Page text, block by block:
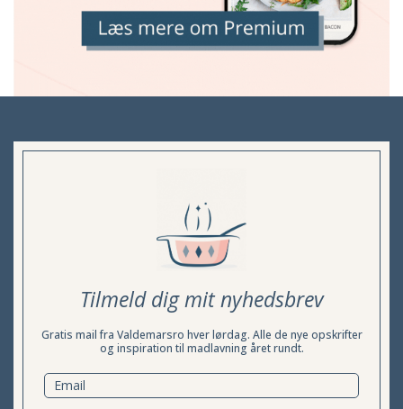
Tilmeld dig mit nyhedsbrev
Gratis mail fra Valdemarsro hver lørdag. Alle de nye opskrifter
og inspiration til madlavning året rundt.